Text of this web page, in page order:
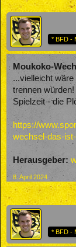
* BFD -
Moukoko-
...vielleicht
trennen
Spielzeit - die
https://
wechsel-das-
Herausgeber:
8. April 2024
* BFD -